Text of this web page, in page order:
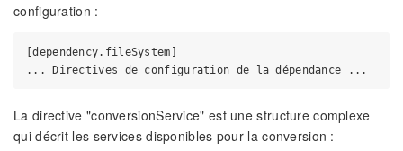
configuration :
[dependency.fileSystem]
La directive "conversionService" est une structure complexe
qui décrit les services disponibles pour la conversion :